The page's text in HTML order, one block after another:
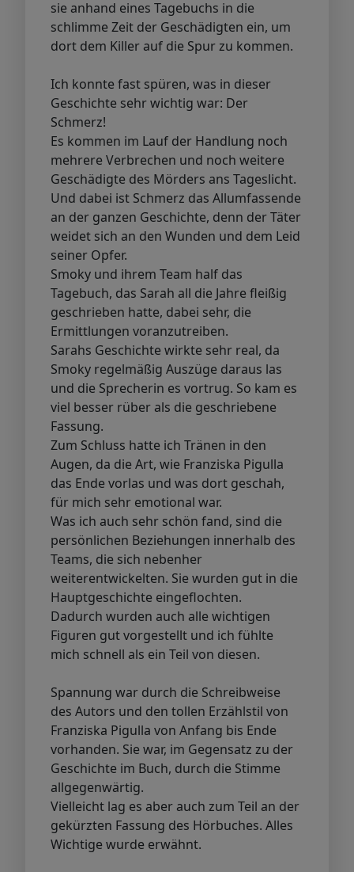
sie anhand eines Tagebuchs in die
schlimme Zeit der Geschädigten ein, um
dort dem Killer auf die Spur zu kommen.
Ich konnte fast spüren, was in dieser
Geschichte sehr wichtig war: Der
Schmerz!
Es kommen im Lauf der Handlung noch
mehrere Verbrechen und noch weitere
Geschädigte des Mörders ans Tageslicht.
Und dabei ist Schmerz das Allumfassende
an der ganzen Geschichte, denn der Täter
weidet sich an den Wunden und dem Leid
seiner Opfer.
Smoky und ihrem Team half das
Tagebuch, das Sarah all die Jahre fleißig
geschrieben hatte, dabei sehr, die
Ermittlungen voranzutreiben.
Sarahs Geschichte wirkte sehr real, da
Smoky regelmäßig Auszüge daraus las
und die Sprecherin es vortrug. So kam es
viel besser rüber als die geschriebene
Fassung.
Zum Schluss hatte ich Tränen in den
Augen, da die Art, wie Franziska Pigulla
das Ende vorlas und was dort geschah,
für mich sehr emotional war.
Was ich auch sehr schön fand, sind die
persönlichen Beziehungen innerhalb des
Teams, die sich nebenher
weiterentwickelten. Sie wurden gut in die
Hauptgeschichte eingeflochten.
Dadurch wurden auch alle wichtigen
Figuren gut vorgestellt und ich fühlte
mich schnell als ein Teil von diesen.
Spannung war durch die Schreibweise
des Autors und den tollen Erzählstil von
Franziska Pigulla von Anfang bis Ende
vorhanden. Sie war, im Gegensatz zu der
Geschichte im Buch, durch die Stimme
allgegenwärtig.
Vielleicht lag es aber auch zum Teil an der
gekürzten Fassung des Hörbuches. Alles
Wichtige wurde erwähnt.